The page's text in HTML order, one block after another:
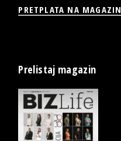
PRETPLATA NA MAGAZIN
Prelistaj magazin